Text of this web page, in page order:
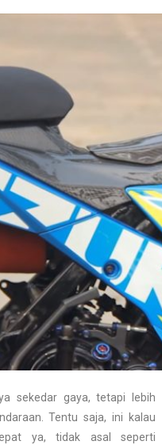
sekedar gaya, tetapi lebih
Tentu saja, ini kalau
ya, tidak asal seperti